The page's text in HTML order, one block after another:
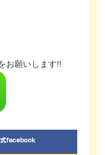
お願いします!!